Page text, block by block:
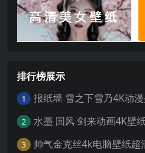
排行榜展示
1 报纸墙 雪之下雪乃4K动
2 水墨 国风 剑来动画4K壁
3 帅气金克丝4k电脑壁纸超